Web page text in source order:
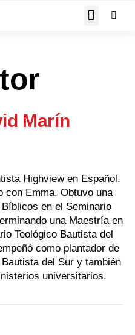
Marín
Highview en Español.
con Emma. Obtuvo una
en el Seminario
una Maestría en
Teológico Bautista del
como plantador de
del Sur y también
universitarios.